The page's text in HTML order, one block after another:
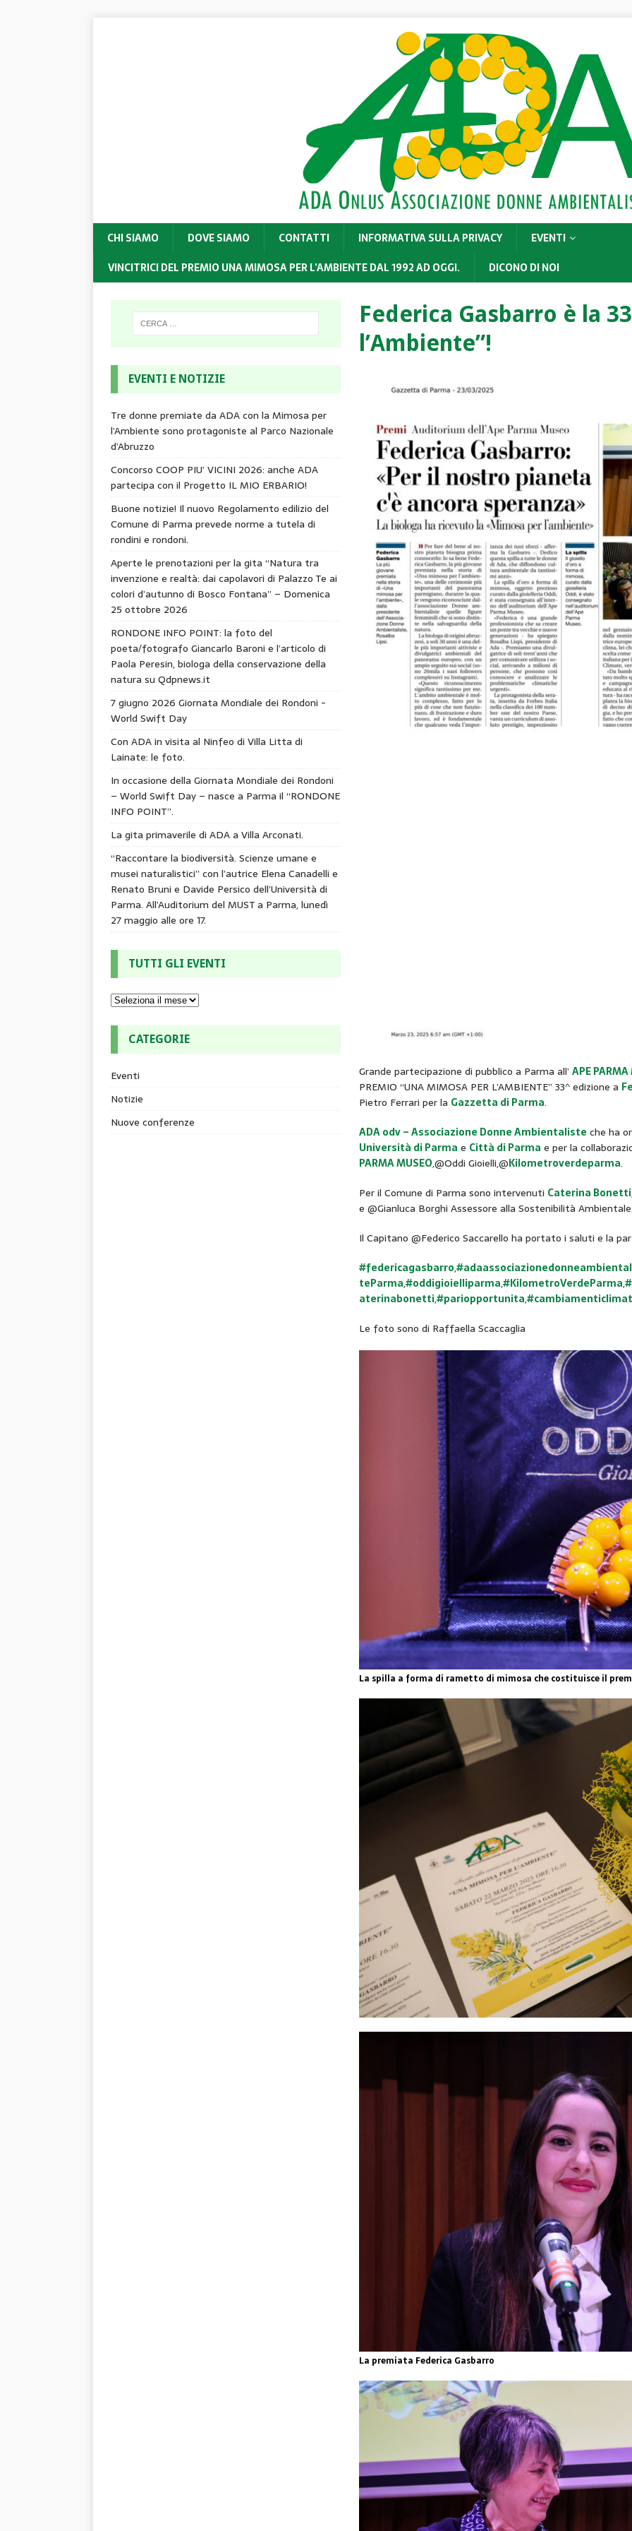
CHI SIAMO DOVE SIAMO CONTATTI INFORMATIVA SULLA PRIVACY
EVENTI
VINCITRICI DEL PREMIO UNA MIMOSA PER L’AMBIENTE DAL 1992 AD OGGI.
DICONO DI NOI
Federica Gasbarro è la
l’Ambiente”!
Grande partecipazione di pubblico a Parma all’ APE PARMA
PREMIO “UNA MIMOSA PER L’AMBIENTE” 33^ edizione a
Pietro Ferrari per la Gazzetta di Parma.
ADA odv – Associazione Donne Ambientaliste che ha
Università di Parma e Città di Parma e per la
PARMA MUSEO,@Oddi Gioielli,@Kilometroverdeparma.
Per il Comune di Parma sono intervenuti Caterina Bonetti
e @Gianluca Borghi Assessore alla Sostenibilità
Il Capitano @Federico Saccarello ha portato i saluti e la
#federicagasbarro,
teParma,#oddigioielliparma,#KilometroVerdeParma,
aterinabonetti,#pariopportunita,
Le foto sono di Raffaella Scaccaglia
La spilla a forma di rametto di mimosa che costituisce il
La premiata Federica Gasbarro
EVENTI E NOTIZIE
Tre donne premiate da ADA con la Mimosa per
l’Ambiente sono protagoniste al Parco Nazionale
d’Abruzzo
Concorso COOP PIU’ VICINI 2026: anche ADA
partecipa con il Progetto IL MIO ERBARIO!
Buone notizie! Il nuovo Regolamento edilizio del
Comune di Parma prevede norme a tutela di
rondini e rondoni.
Aperte le prenotazioni per la gita “Natura tra
invenzione e realtà: dai capolavori di Palazzo Te ai
colori d’autunno di Bosco Fontana” – Domenica
25 ottobre 2026
RONDONE INFO POINT: la foto del
poeta/fotografo Giancarlo Baroni e l’articolo di
Paola Peresin, biologa della conservazione della
natura su Qdpnews.it
7 giugno 2026 Giornata Mondiale dei Rondoni -
World Swift Day
Con ADA in visita al Ninfeo di Villa Litta di
Lainate: le foto.
In occasione della Giornata Mondiale dei Rondoni
– World Swift Day – nasce a Parma il “RONDONE
INFO POINT”.
La gita primaverile di ADA a Villa Arconati.
“Raccontare la biodiversità. Scienze umane e
musei naturalistici” con l’autrice Elena Canadelli e
Renato Bruni e Davide Persico dell’Università di
Parma. All’Auditorium del MUST a Parma, lunedì
27 maggio alle ore 17.
TUTTI GLI EVENTI
CATEGORIE
Eventi
Notizie
Nuove conferenze